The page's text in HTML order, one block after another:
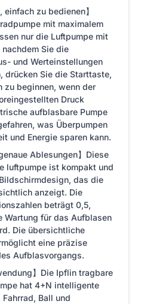
einfach zu bedienen】
mit maximalem
nur die Luftpumpe mit
Sie die
und Werteinstellungen
drücken Sie die Starttaste,
zu beginnen, wenn der
Druck
aufblasbare Pumpe
was Überpumpen
und Energie sparen kann.
Ablesungen】Diese
luftpumpe ist kompakt und
das die
anzeigt. Die
beträgt 0,5,
Wartung für das Aufblasen
Die übersichtliche
eine präzise
Aufblasvorgangs.
】Die Ipflin tragbare
hat 4+N intelligente
Ball und